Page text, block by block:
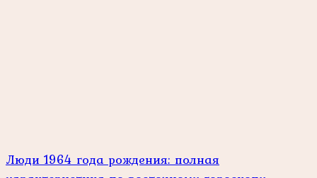
Люди 1964 года рождения: полная